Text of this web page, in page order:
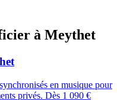
à Meythet
en musique pour
privés. Dès 1 090 €